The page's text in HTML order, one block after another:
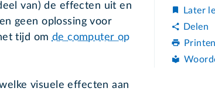
van) de effecten uit en
geen oplossing voor
tijd om de computer op
visuele effecten aan
Later
Delen